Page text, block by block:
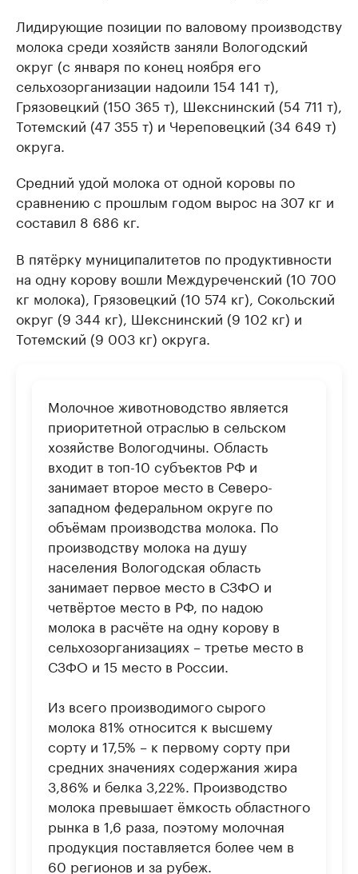
Лидирующие позиции по валовому производству
молока среди хозяйств заняли Вологодский
округ (с января по конец ноября его
сельхозорганизации надоили 154 141 т),
Грязовецкий (150 365 т), Шекснинский (54 711 т),
Тотемский (47 355 т) и Череповецкий (34 649 т)
округа.
Средний удой молока от одной коровы по
сравнению с прошлым годом вырос на 307 кг и
составил 8 686 кг.
В пятёрку муниципалитетов по продуктивности
на одну корову вошли Междуреченский (10 700
кг молока), Грязовецкий (10 574 кг), Сокольский
округ (9 344 кг), Шекснинский (9 102 кг) и
Тотемский (9 003 кг) округа.
Молочное животноводство является
приоритетной отраслью в сельском
хозяйстве Вологодчины. Область
входит в топ-10 субъектов РФ и
занимает второе место в Северо-
западном федеральном округе по
объёмам производства молока. По
производству молока на душу
населения Вологодская область
занимает первое место в СЗФО и
четвёртое место в РФ, по надою
молока в расчёте на одну корову в
сельхозорганизациях – третье место в
СЗФО и 15 место в России.
Из всего производимого сырого
молока 81% относится к высшему
сорту и 17,5% – к первому сорту при
средних значениях содержания жира
3,86% и белка 3,22%. Производство
молока превышает ёмкость областного
рынка в 1,6 раза, поэтому молочная
продукция поставляется более чем в
60 регионов и за рубеж.